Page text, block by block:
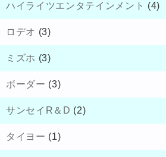
ハイライツエンタテインメント (4)
ロデオ (3)
ミズホ (3)
ボーダー (3)
サンセイR＆D (2)
タイヨー (1)